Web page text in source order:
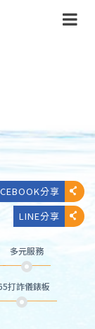
分享
LINE分享
多元服務
打詐儀錶板